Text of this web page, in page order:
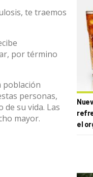
te traemos
por término
población
personas,
su vida. Las
mayor.
el